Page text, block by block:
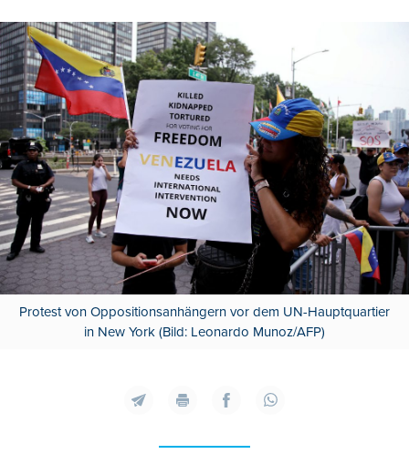
Protest von Oppositionsanhängern vor dem UN-Hauptquartier
in New York (Bild: Leonardo Munoz/AFP)